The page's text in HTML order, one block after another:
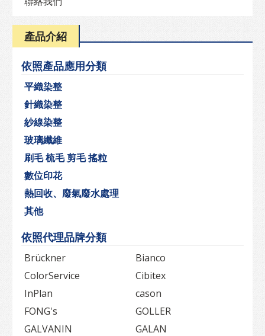
產品介紹
依照產品應用分類
平織染整
針織染整
紗線染整
玻璃纖維
刷毛 梳毛 剪毛 搖粒
數位印花
熱回收、廢氣廢水處理
其他
依照代理品牌分類
Brückner
Bianco
ColorService
Cibitex
InPlan
cason
FONG's
GOLLER
GALVANIN
GALAN